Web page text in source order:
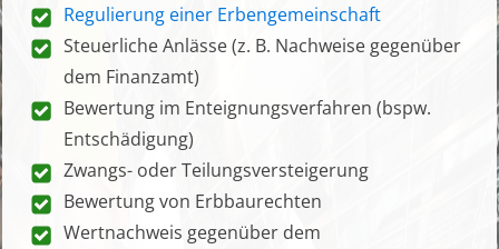
Regulierung einer Erbengemeinschaft
Steuerliche Anlässe (z. B. Nachweise gegenüber
dem Finanzamt)
Bewertung im Enteignungsverfahren (bspw.
Entschädigung)
Zwangs- oder Teilungsversteigerung
Bewertung von Erbbaurechten
Wertnachweis gegenüber dem